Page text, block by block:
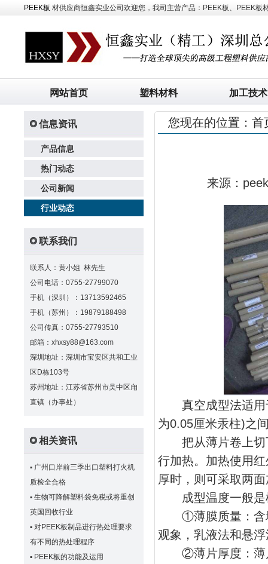
PEEK板 材供应商恒鑫实业公司欢迎您，我司主营产品：PEEK板、PEEK板
网站首页 塑料材料 加工技术
信息资讯
产品信息
热门动态
公司新闻
行业动态
联系我们
联系人：黄小姐 林先生
公司电话：0755-27799070
手机（深圳）：13713592465
手机（苏州）：19879188498
公司传真：0755-27793510
邮箱：xhxsy88@163.com
深圳地址：深圳市宝安区共和工业
区D栋103号
苏州地址：江苏省苏州市吴中区甪
直镇（办事处）
相关资讯
▪ 广州口岸前三季出口塑料打火机
质检全合格
▪ 生物可降解塑料袋免税或将重创
英国回收行业
▪ 对PEEK板制品进行热处理要求
有不同的热处理程序
▪ PEEK板的功能及运用
您现在的位置： 首
来源：
真空成型法适用
为0.05厘米汞柱)之
把从薄片卷上切
行加热。加热使用
厚时，则可采取两
成型温度一般是
①薄膜质量：含增
观象，乳液法和悬
②薄片厚度：薄片